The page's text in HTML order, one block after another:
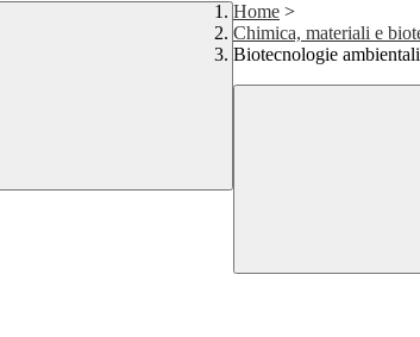
Home >
Chimica, materiali e
Biotecnologie ambientali